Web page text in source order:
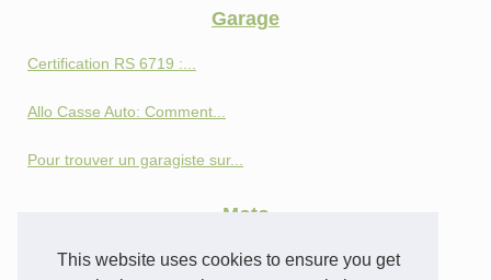
This website uses cookies to ensure you get
Garage
Certification RS 6719 :...
Allo Casse Auto: Comment...
Pour trouver un garagiste sur...
Moto
Perspectives et innovations :...